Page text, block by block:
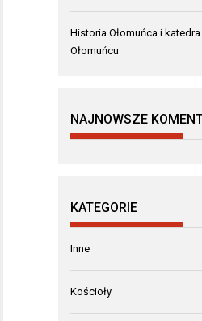
Historia Ołomuńca i
Ołomuńcu
NAJNOWSZE
KATEGORIE
Inne
Kościoły